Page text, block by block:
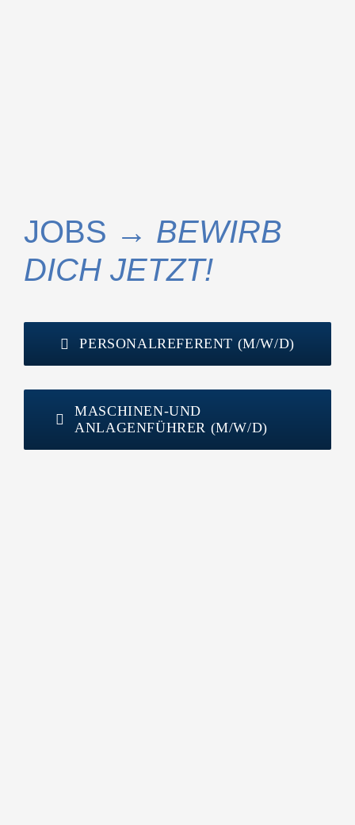
JOBS → BEWIRB
DICH JETZT!
PERSONALREFERENT (M/W/D)
MASCHINEN-UND
ANLAGENFÜHRER (M/W/D)